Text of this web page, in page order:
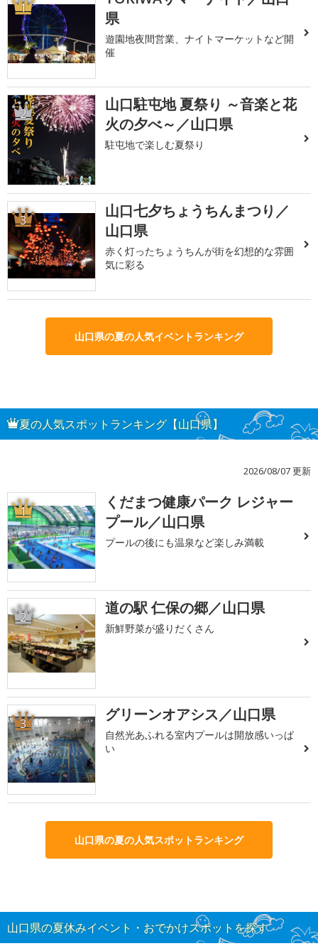
1
県
遊園地夜間営業、ナイトマーケットなど開
催
2
山口駐屯地 夏祭り ～音楽と花
火の夕べ～／山口県
駐屯地で楽しむ夏祭り
3
山口七夕ちょうちんまつり／
山口県
赤く灯ったちょうちんが街を幻想的な雰囲
気に彩る
山口県の夏の人気イベントランキング
夏の人気スポットランキング【山口県】
2026/08/07 更新
1
くだまつ健康パーク レジャー
プール／山口県
プールの後にも温泉など楽しみ満載
2 道の駅 仁保の郷／山口県
新鮮野菜が盛りだくさん
3 グリーンオアシス／山口県
自然光あふれる室内プールは開放感いっぱ
い
山口県の夏の人気スポットランキング
山口県の夏休みイベント・おでかけスポットを探す